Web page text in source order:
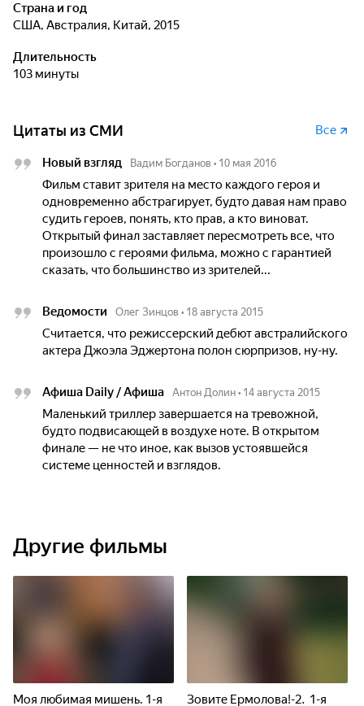
Страна и год
США, Австралия, Китай, 2015
Длительность
103 минуты
Цитаты из СМИ Все
Новый взгляд Вадим Богданов • 10 мая 2016
Фильм ставит зрителя на место каждого героя и
одновременно абстрагирует, будто давая нам право
судить героев, понять, кто прав, а кто виноват.
Открытый финал заставляет пересмотреть все, что
произошло с героями фильма, можно с гарантией
сказать, что большинство из зрителей...
Ведомости Олег Зинцов • 18 августа 2015
Считается, что режиссерский дебют австралийского
актера Джоэла Эджертона полон сюрпризов, ну-ну.
Афиша Daily / Афиша Антон Долин • 14 августа 2015
Маленький триллер завершается на тревожной,
будто подвисающей в воздухе ноте. В открытом
финале — не что иное, как вызов устоявшейся
системе ценностей и взглядов.
Другие фильмы
Моя любимая мишень. 1-я Зовите Ермолова!-2. 1-я